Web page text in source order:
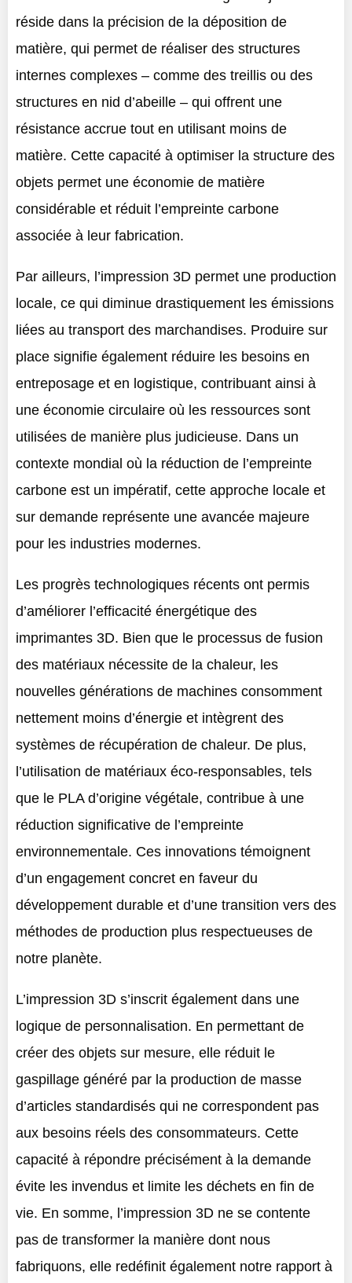
réside dans la précision de la déposition de
matière, qui permet de réaliser des structures
internes complexes – comme des treillis ou des
structures en nid d’abeille – qui offrent une
résistance accrue tout en utilisant moins de
matière. Cette capacité à optimiser la structure des
objets permet une économie de matière
considérable et réduit l’empreinte carbone
associée à leur fabrication.
Par ailleurs, l’impression 3D permet une production
locale, ce qui diminue drastiquement les émissions
liées au transport des marchandises. Produire sur
place signifie également réduire les besoins en
entreposage et en logistique, contribuant ainsi à
une économie circulaire où les ressources sont
utilisées de manière plus judicieuse. Dans un
contexte mondial où la réduction de l’empreinte
carbone est un impératif, cette approche locale et
sur demande représente une avancée majeure
pour les industries modernes.
Les progrès technologiques récents ont permis
d’améliorer l’efficacité énergétique des
imprimantes 3D. Bien que le processus de fusion
des matériaux nécessite de la chaleur, les
nouvelles générations de machines consomment
nettement moins d’énergie et intègrent des
systèmes de récupération de chaleur. De plus,
l’utilisation de matériaux éco-responsables, tels
que le PLA d’origine végétale, contribue à une
réduction significative de l’empreinte
environnementale. Ces innovations témoignent
d’un engagement concret en faveur du
développement durable et d’une transition vers des
méthodes de production plus respectueuses de
notre planète.
L’impression 3D s’inscrit également dans une
logique de personnalisation. En permettant de
créer des objets sur mesure, elle réduit le
gaspillage généré par la production de masse
d’articles standardisés qui ne correspondent pas
aux besoins réels des consommateurs. Cette
capacité à répondre précisément à la demande
évite les invendus et limite les déchets en fin de
vie. En somme, l’impression 3D ne se contente
pas de transformer la manière dont nous
fabriquons, elle redéfinit également notre rapport à